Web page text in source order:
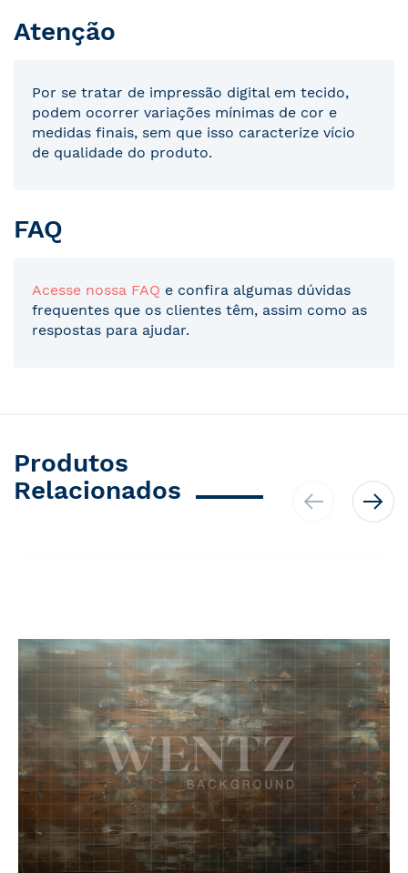
Atenção
Por se tratar de impressão digital em tecido,
podem ocorrer variações mínimas de cor e
medidas finais, sem que isso caracterize vício
de qualidade do produto.
FAQ
Acesse nossa FAQ e confira algumas dúvidas
frequentes que os clientes têm, assim como as
respostas para ajudar.
Produtos
Relacionados